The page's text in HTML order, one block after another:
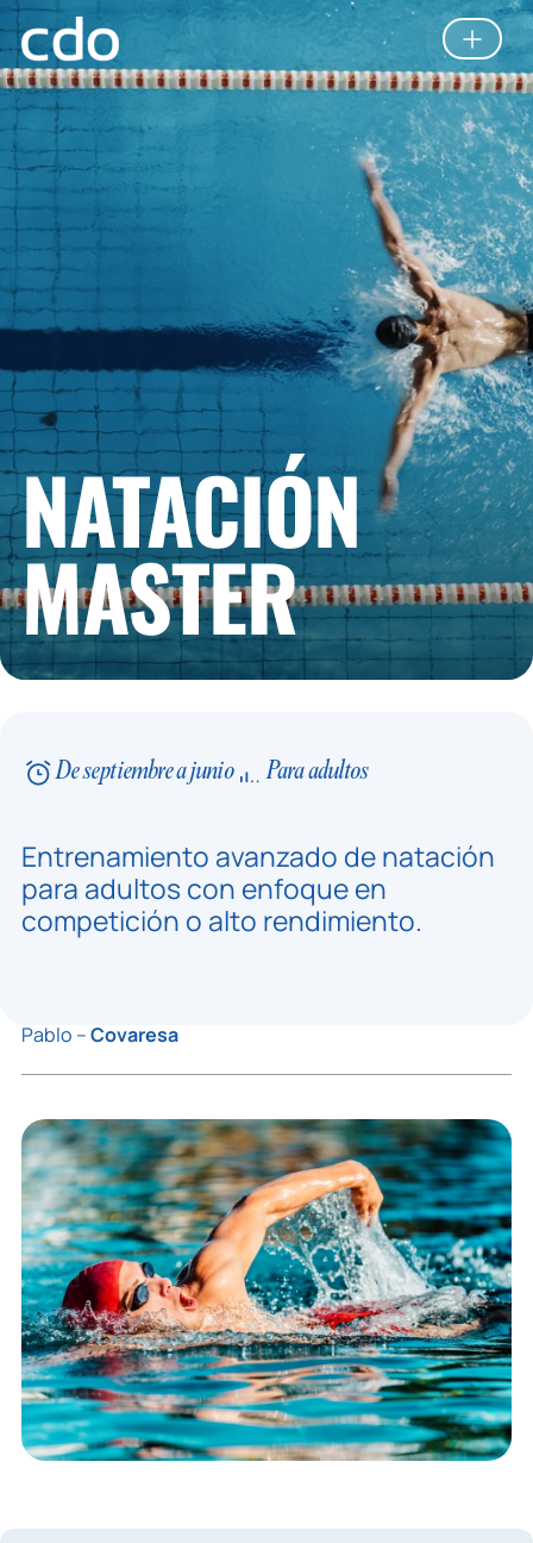
NATACIÓN
MASTER
De septiembre a junio Para adultos
Entrenamiento avanzado de natación
para adultos con enfoque en
competición o alto rendimiento.
Pablo –Covaresa